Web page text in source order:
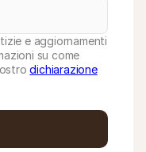
e aggiornamenti
su come
dichiarazione